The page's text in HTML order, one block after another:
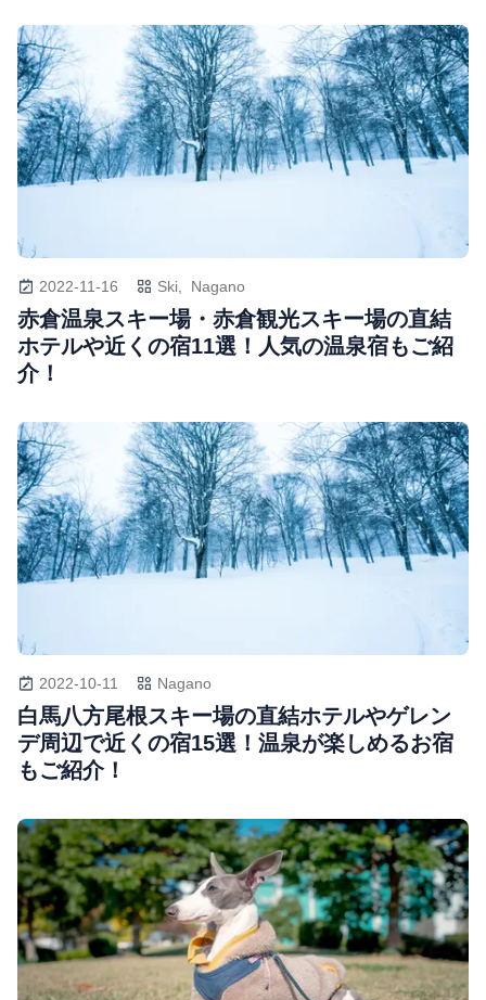
2022-11-16 Ski, Nagano
赤倉温泉スキー場・赤倉観光スキー場の直結
ホテルや近くの宿11選！人気の温泉宿もご紹
介！
2022-10-11 Nagano
白馬八方尾根スキー場の直結ホテルやゲレン
デ周辺で近くの宿15選！温泉が楽しめるお宿
もご紹介！